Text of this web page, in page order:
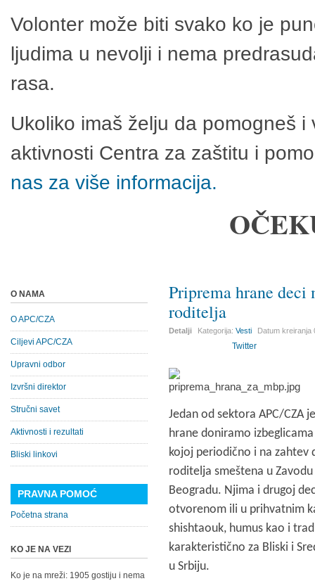
Volonter može biti svako ko je
ljudima u nevolji i nema
rasa.
Ukoliko imaš želju da pomogneš
aktivnosti Centra za zaštitu i
nas za više informacija.
Priprema hrane
roditelja
Detalji Kategorija:Vesti Datum kreiranja
Twitter
Jedan od sektora APC/CZA
hrane doniramo
kojoj periodično i na zahtev
roditelja smeštena u
Beogradu. Njima i drugoj
otvorenom ili u prihvatnim
shishtaouk, humus kao i
karakteristično za Bliski i
u Srbiju.
O NAMA
O APC/CZA
Ciljevi APC/CZA
Upravni odbor
Izvršni direktor
Stručni savet
Aktivnosti i rezultati
Bliski linkovi
PRAVNA POMOĆ
Početna strana
KO JE NA VEZI
Ko je na mreži: 1905 gostiju i nema